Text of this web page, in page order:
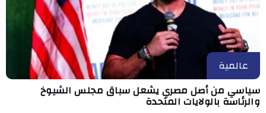
عالمية
سياسي من أصل مصري يشعل سباق مجلس الشيوخ
والرئاسة بالولايات المتحدة